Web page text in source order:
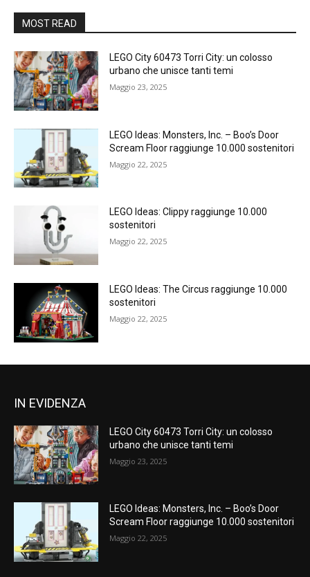
MOST READ
LEGO City 60473 Torri City: un colosso
urbano che unisce tanti temi
Maggio 23, 2025
LEGO Ideas: Monsters, Inc. – Boo’s Door
Scream Floor raggiunge 10.000 sostenitori
Maggio 22, 2025
LEGO Ideas: Clippy raggiunge 10.000
sostenitori
Maggio 22, 2025
LEGO Ideas: The Circus raggiunge 10.000
sostenitori
Maggio 22, 2025
IN EVIDENZA
LEGO City 60473 Torri City: un colosso
urbano che unisce tanti temi
Maggio 23, 2025
LEGO Ideas: Monsters, Inc. – Boo’s Door
Scream Floor raggiunge 10.000 sostenitori
Maggio 22, 2025